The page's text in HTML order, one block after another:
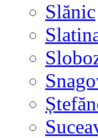
Slănic